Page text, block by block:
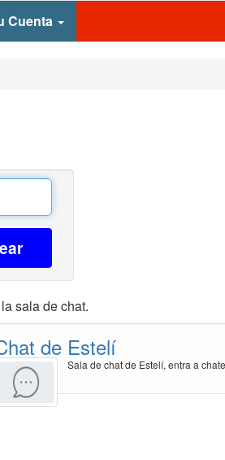
Cuenta
sala de chat.
de Estelí
Sala de chat de Estelí, entra a